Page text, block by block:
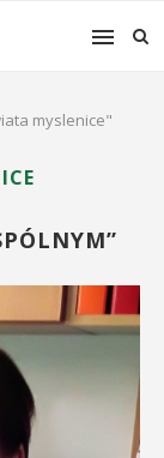
myslenice"